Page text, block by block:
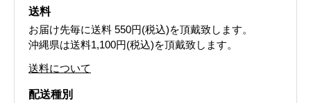
送料
お届け先毎に送料 550円(税込)を頂戴致します。
沖縄県は送料1,100円(税込)を頂戴致します。
送料について
配送種別